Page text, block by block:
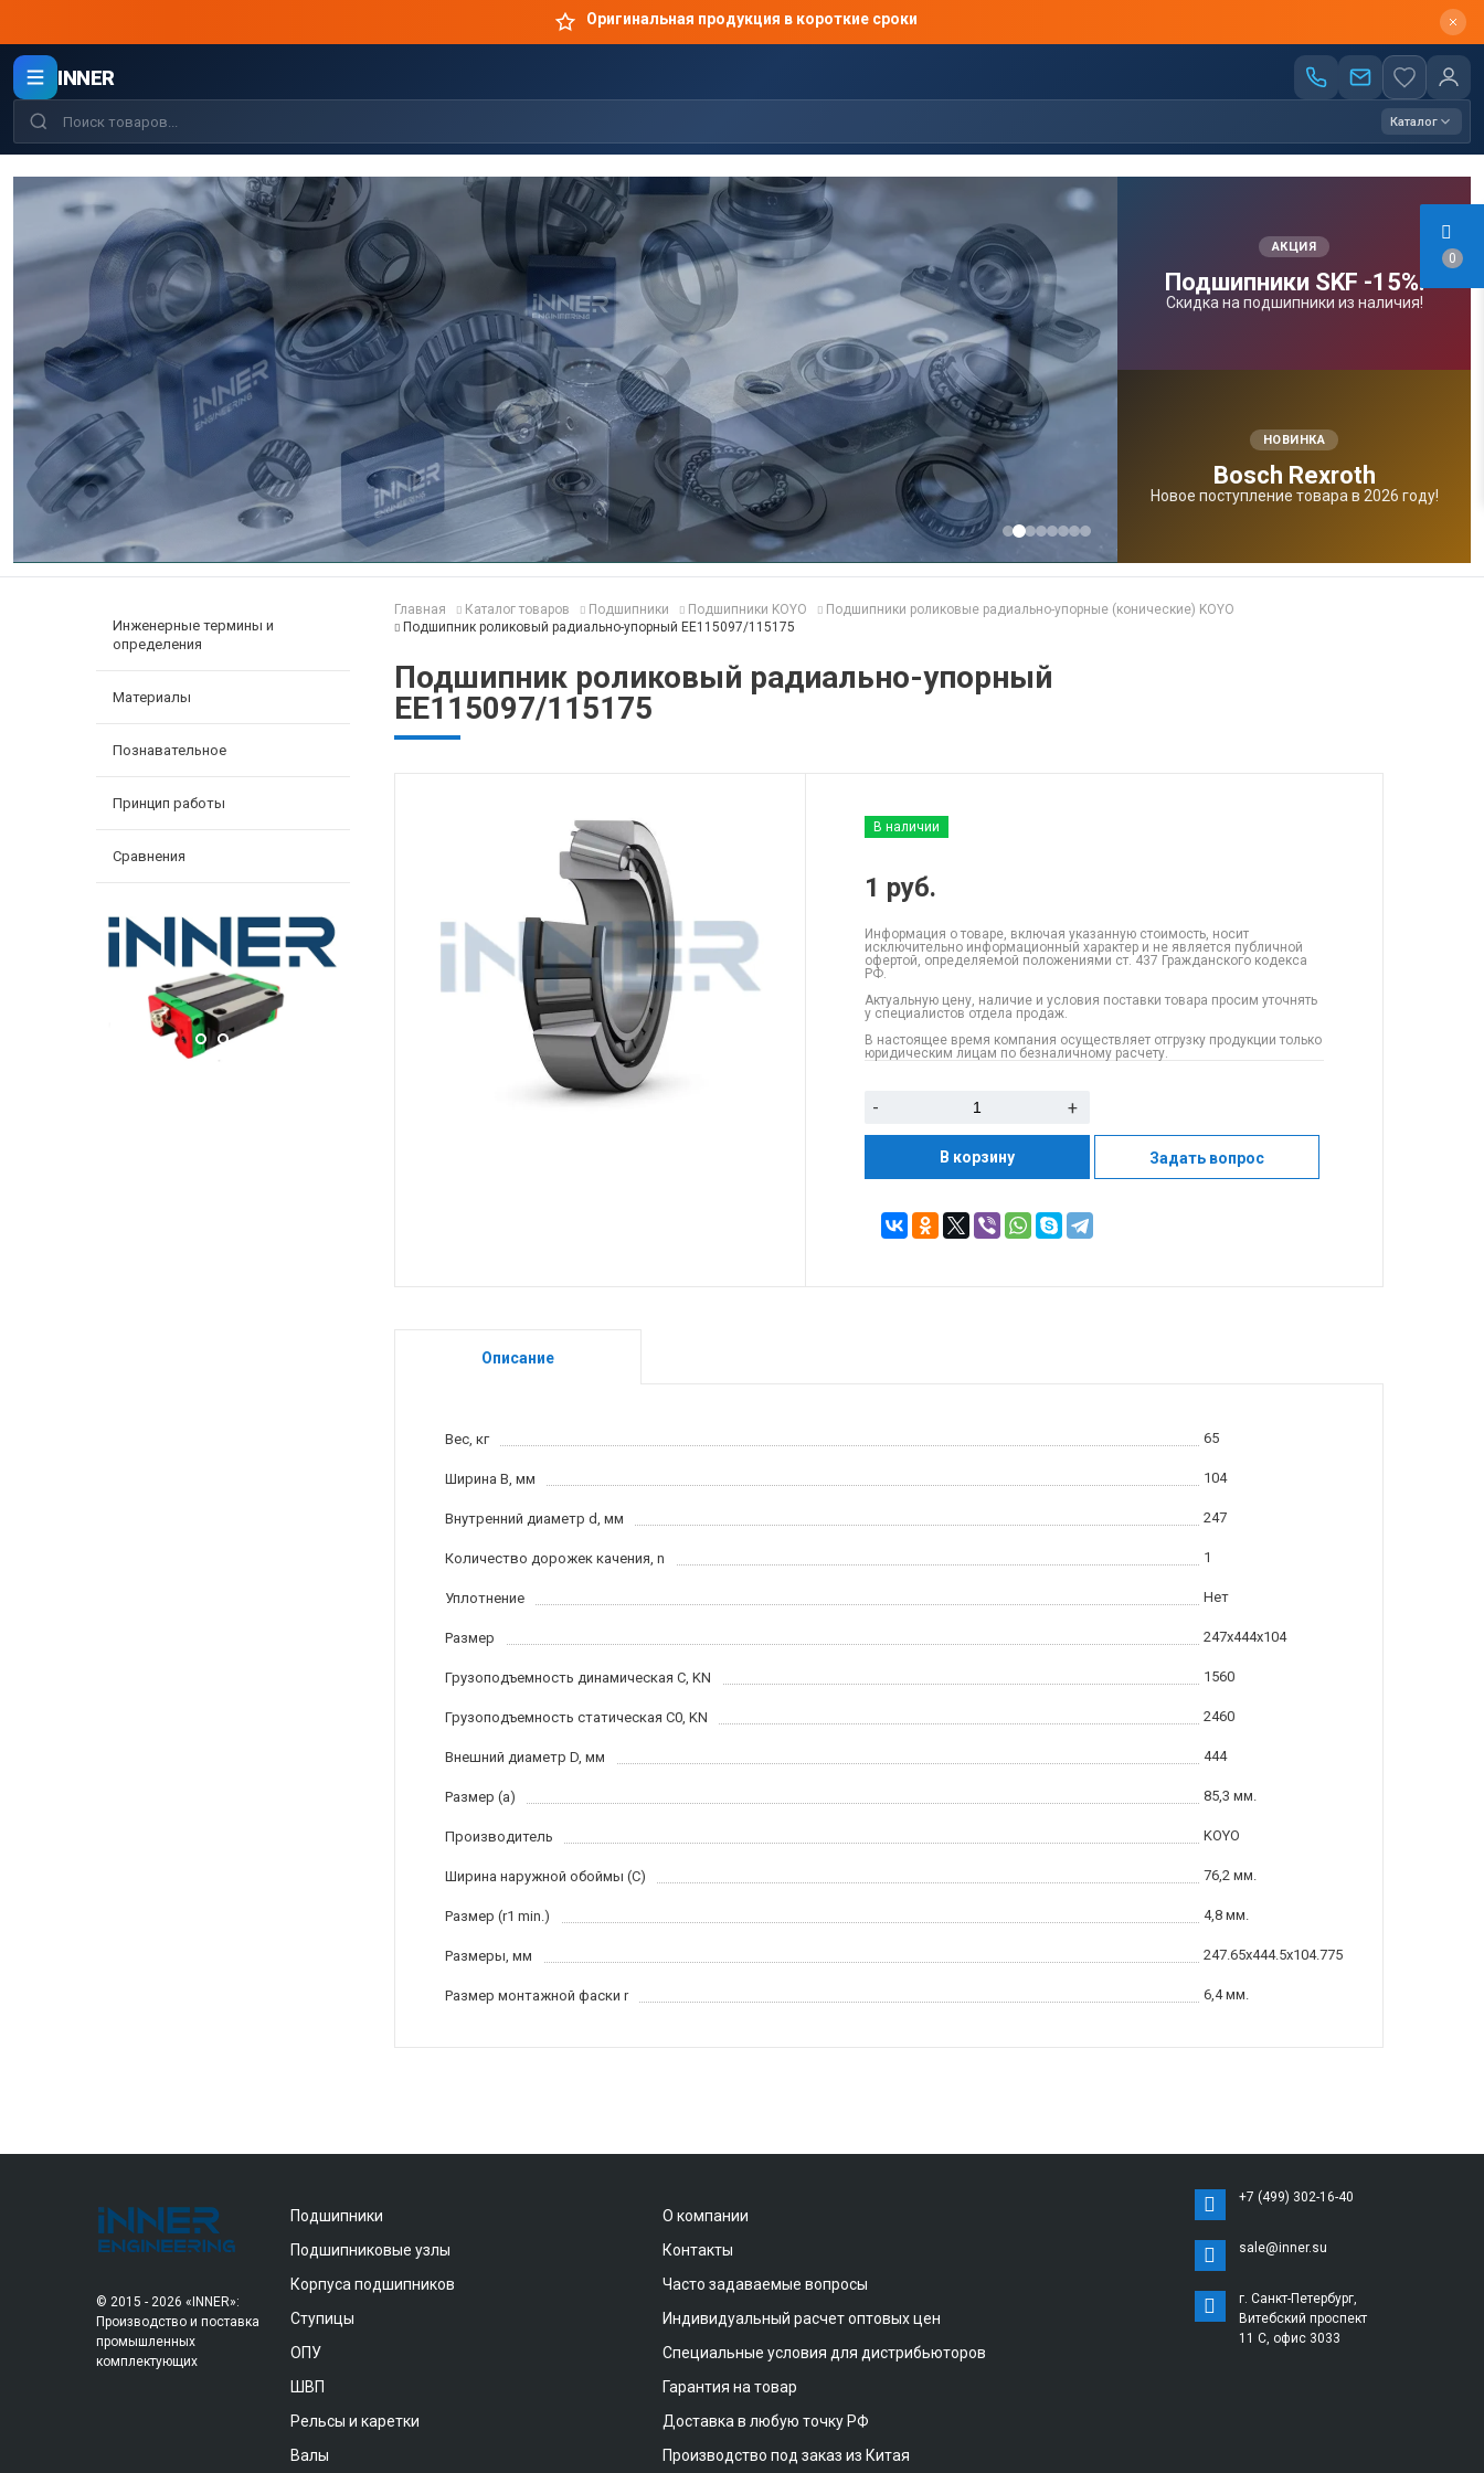
0
Оригинальная продукция в короткие сроки
INNER
Каталог
АКЦИЯ
Подшипники SKF -15%!
Скидка на подшипники из наличия!
НОВИНКА
Bosсh Rexroth
Новое поступление товара в 2026 году!
Инженерные термины и
определения
Материалы
Познавательное
Принцип работы
Сравнения
Главная Каталог товаров Подшипники Подшипники KOYO
Подшипники роликовые радиально-упорные (конические) KOYO
Подшипник роликовый радиально-упорный EE115097/115175
Подшипник роликовый радиально-упорный
EE115097/115175
В наличии
1 руб.
Информация о товаре, включая указанную стоимость, носит
исключительно информационный характер и не является публичной
офертой, определяемой положениями ст. 437 Гражданского кодекса
РФ.
Актуальную цену, наличие и условия поставки товара просим уточнять
у специалистов отдела продаж.
В настоящее время компания осуществляет отгрузку продукции только
юридическим лицам по безналичному расчету.
- +
В корзину Задать вопрос
Описание
Вес, кг 65
Ширина B, мм 104
Внутренний диаметр d, мм 247
Количество дорожек качения, n 1
Уплотнение Нет
Размер 247x444x104
Грузоподъемность динамическая C, KN 1560
Грузоподъемность статическая C0, KN 2460
Внешний диаметр D, мм 444
Размер (a) 85,3 мм.
Производитель KOYO
Ширина наружной обоймы (C) 76,2 мм.
Размер (r1 min.) 4,8 мм.
Размеры, мм 247.65x444.5x104.775
Размер монтажной фаски r 6,4 мм.
© 2015 - 2026 «INNER»:
Производство и поставка
промышленных
комплектующих
Подшипники
Подшипниковые узлы
Корпуса подшипников
Ступицы
ОПУ
ШВП
Рельсы и каретки
Валы
О компании
Контакты
Часто задаваемые вопросы
Индивидуальный расчет оптовых цен
Специальные условия для дистрибьюторов
Гарантия на товар
Доставка в любую точку РФ
Производство под заказ из Китая
+7 (499) 302-16-40
sale@inner.su
г. Санкт-Петербург,
Витебский проспект
11 С, офис 3033